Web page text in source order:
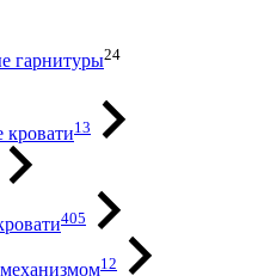
гарнитуры24
13
405
12